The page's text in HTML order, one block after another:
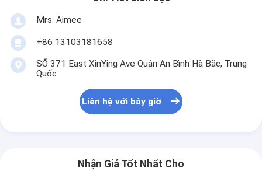
Mrs. Aimee
+86 13103181658
SỐ 371 East XinYing Ave Quận An Bình Hà Bắc, Trung
Quốc
Liên hệ với bây giờ
Nhận Giá Tốt Nhất Cho